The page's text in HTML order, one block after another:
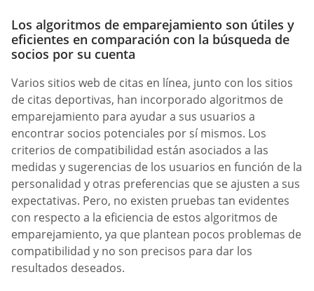
Los algoritmos de emparejamiento son útiles y
eficientes en comparación con la búsqueda de
socios por su cuenta
Varios sitios web de citas en línea, junto con los sitios
de citas deportivas, han incorporado algoritmos de
emparejamiento para ayudar a sus usuarios a
encontrar socios potenciales por sí mismos. Los
criterios de compatibilidad están asociados a las
medidas y sugerencias de los usuarios en función de la
personalidad y otras preferencias que se ajusten a sus
expectativas. Pero, no existen pruebas tan evidentes
con respecto a la eficiencia de estos algoritmos de
emparejamiento, ya que plantean pocos problemas de
compatibilidad y no son precisos para dar los
resultados deseados.